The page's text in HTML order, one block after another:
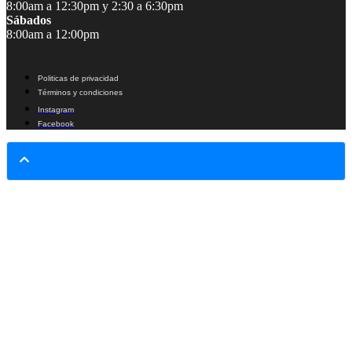
8:00am a 12:30pm y 2:30 a 6:30pm
Sábados
8:00am a 12:00pm
Politicas de privacidad
Términos y condiciones
Instagram
Facebook